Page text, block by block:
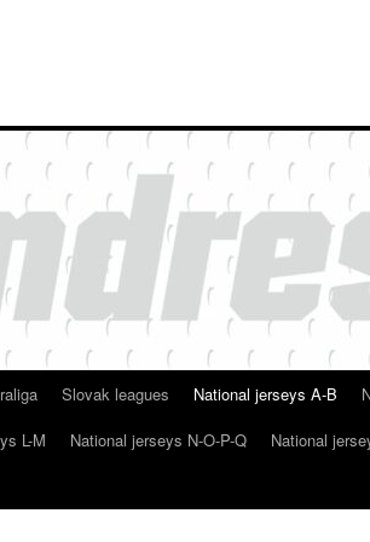
Slovak leagues National jerseys A-B
L-M National jerseys N-O-P-Q National